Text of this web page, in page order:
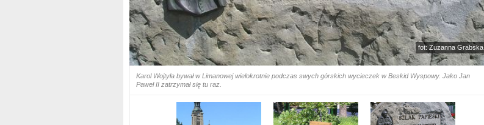
fot: Zuzanna Grabska
Karol Wojtyła bywał w Limanowej wielokrotnie podczas swych górskich wycieczek w Beskid Wyspowy. Jako Jan
Paweł II zatrzymał się tu raz.